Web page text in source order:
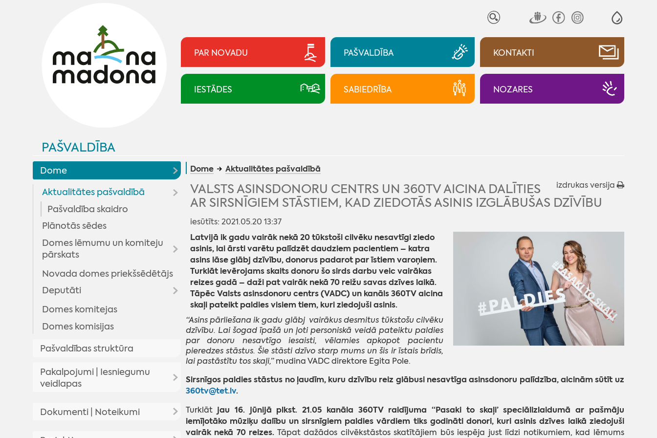
PAR NOVADU PAŠVALDĪBA KONTAKTI
IESTĀDES SABIEDRĪBA NOZARES
PAŠVALDĪBA
Dome
Aktualitātes pašvaldībā
Pašvaldība skaidro
Plānotās sēdes
Domes lēmumu un komiteju
pārskats
Domes lēmumi
Komitejas sēdes
Domes sēžu audioierakstu
Novada domes priekšsēdētājs
Deputāti
Arhīvs
Domes komitejas
Domes komisijas
Pašvaldības struktūra
Pakalpojumi | Iesniegumu
veidlapas
Pakalpojumi
Dokumenti | Noteikumi
Pašvaldības saistošie noteikumi
Dome Aktualitātes pašvaldībā
izdrukas versija
VALSTS ASINSDONORU CENTRS UN 360TV AICINA DALĪTIES
AR SIRSNĪGIEM STĀSTIEM, KAD ZIEDOTĀS ASINIS IZGLĀBUŠAS DZĪVĪBU
iesūtīts: 2021.05.20 13:37
Latvijā ik gadu vairāk nekā 20 tūkstoši cilvēku nesavtīgi ziedo
asinis, lai ārsti varētu palīdzēt daudziem pacientiem – katra
asins lāse glābj dzīvību, donorus padarot par īstiem varoņiem.
Turklāt ievērojams skaits donoru šo sirds darbu veic vairākas
reizes gadā – daži pat vairāk nekā 70 reižu savas dzīves laikā.
Tāpēc Valsts asinsdonoru centrs (VADC) un kanāls 360TV aicina
skaļi pateikt paldies visiem tiem, kuri ziedojuši asinis.
“Asins pārliešana ik gadu glābj vairākus desmitus tūkstošu cilvēku
dzīvību. Lai šogad īpašā un ļoti personiskā veidā pateiktu paldies
par donoru nesavtīgo iesaisti, vēlamies apkopot pacientu
pieredzes stāstus. Šie stāsti dzīvo starp mums un šis ir īstais brīdis,
lai pastāstītu tos skaļi,”mudina VADC direktore Egita Pole.
Sirsnīgos paldies stāstus no ļaudīm, kuru dzīvību reiz glābusi nesavtīga asinsdonoru palīdzība, aicinām sūtīt uz
360tv@tet.lv.
Turklāt jau 16. jūnijā plkst. 21.05 kanāla 360TV raidījuma “Pasaki to skaļi’ speciālizlaidumā ar pašmāju
iemīļotāko mūziķu dalību un sirsnīgiem paldies vārdiem tiks godināti donori, kuri asinis dzīves laikā ziedojuši
vairāk nekā 70 reizes. Tāpat dažādos cilvēkstāstos skatītājiem būs iespēja just līdzi notikumiem, kad lēmums